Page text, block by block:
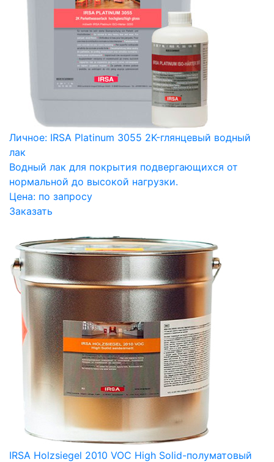
Личное: IRSA Platinum 3055 2K-глянцевый водный
лак
Водный лак для покрытия подвергающихся от
нормальной до высокой нагрузки.
Цена: по запросу
Заказать
IRSA Holzsiegel 2010 VOC High Solid-полуматовый